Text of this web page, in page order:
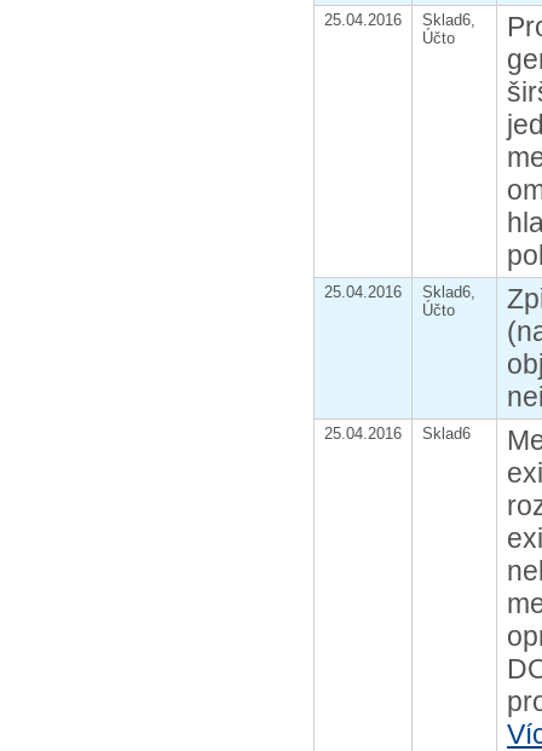
25.04.2016
Sklad6,
Účto
25.04.2016
Sklad6,
Účto
25.04.2016 Sklad6